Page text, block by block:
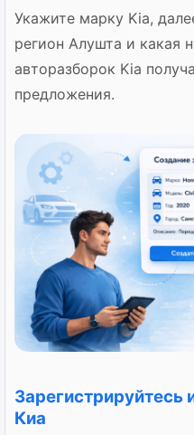
Укажите марку Kia,
регион Алушта и какая
авторазборок Kia
предложения.
Зарегистрируйтесь
Киа